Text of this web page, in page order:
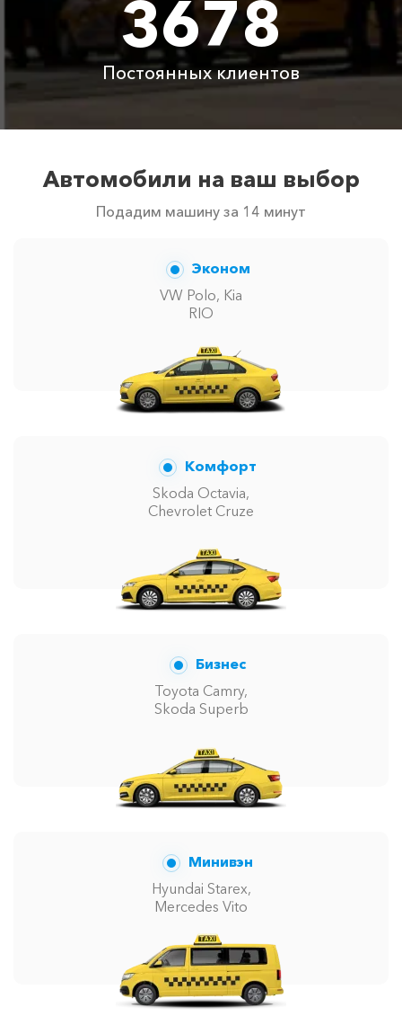
Аренда автомобиля
3800 ₽ 6300 ₽ 6100 ₽
автомобилей в г Утёс. Точную цену вам сообщит
3678
Постоянных клиентов
Автомобили на ваш выбор
Подадим машину за 14 минут
Эконом
VW Polo, Kia
RIO
Комфорт
Skoda Octavia,
Chevrolet Cruze
Бизнес
Toyota Camry,
Skoda Superb
Минивэн
Hyundai Starex,
Mercedes Vito